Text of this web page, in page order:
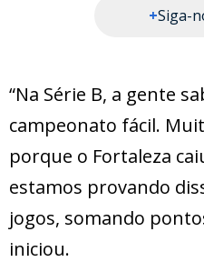
+Siga-
“Na Série B, a gente
campeonato fácil.
porque o Fortaleza
estamos provando
jogos, somando
iniciou.